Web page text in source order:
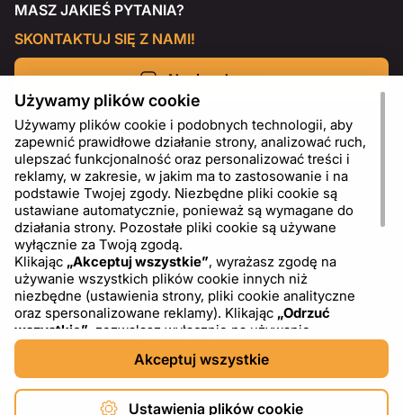
MASZ JAKIEŚ PYTANIA?
SKONTAKTUJ SIĘ Z NAMI!
Napisz do nas
PL USD - US Dollar ($)
Używamy plików cookie
Używamy plików cookie i podobnych technologii, aby
zapewnić prawidłowe działanie strony, analizować ruch,
ulepszać funkcjonalność oraz personalizować treści i
reklamy, w zakresie, w jakim ma to zastosowanie i na
podstawie Twojej zgody. Niezbędne pliki cookie są
ustawiane automatycznie, ponieważ są wymagane do
działania strony. Pozostałe pliki cookie są używane
wyłącznie za Twoją zgodą.
Klikając „Akceptuj wszystkie”, wyrażasz zgodę na
używanie wszystkich plików cookie innych niż
niezbędne (ustawienia strony, pliki cookie analityczne
oraz spersonalizowane reklamy). Klikając „Odrzuć
wszystkie” , zezwalasz wyłącznie na używanie
niezbędnych plików cookie. Klikając
, możesz wybrać, które kategorie plików cookie
chcesz zaakceptować lub zablokować. Możesz w
dowolnym momencie zmienić lub wycofać swoją zgodę,
Akceptuj wszystkie
Ustawienia plików cookie